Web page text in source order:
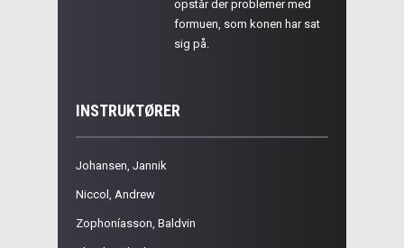
opstår der problemer med
formuen, som konen har sat
sig på.
INSTRUKTØRER
Johansen, Jannik
Niccol, Andrew
Zophoníasson, Baldvin